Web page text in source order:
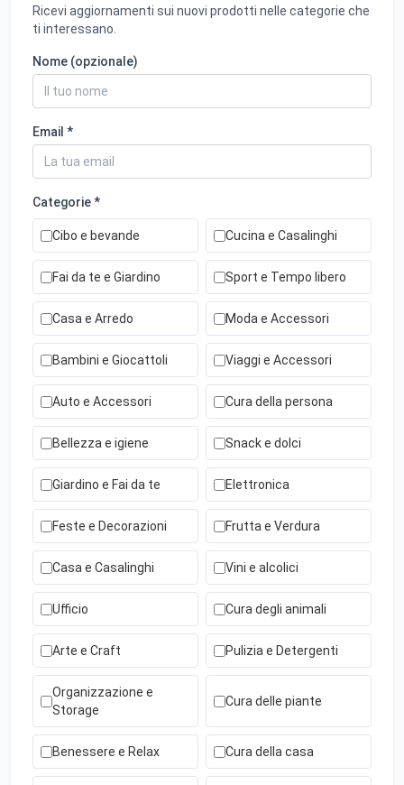
Ricevi aggiornamenti sui nuovi prodotti nelle categorie che
ti interessano.
Nome (opzionale)
Email *
Categorie *
Cibo e bevande Cucina e Casalinghi
Fai da te e Giardino Sport e Tempo libero
Casa e Arredo Moda e Accessori
Bambini e Giocattoli Viaggi e Accessori
Auto e Accessori Cura della persona
Bellezza e igiene Snack e dolci
Giardino e Fai da te Elettronica
Feste e Decorazioni Frutta e Verdura
Casa e Casalinghi Vini e alcolici
Ufficio Cura degli animali
Arte e Craft Pulizia e Detergenti
Organizzazione e
Storage
Cura delle piante
Benessere e Relax Cura della casa